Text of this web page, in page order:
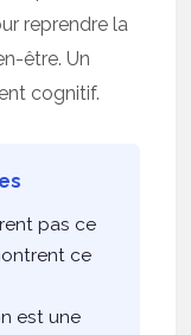
reprendre la
être. Un
cognitif.
pas ce
ce
est une